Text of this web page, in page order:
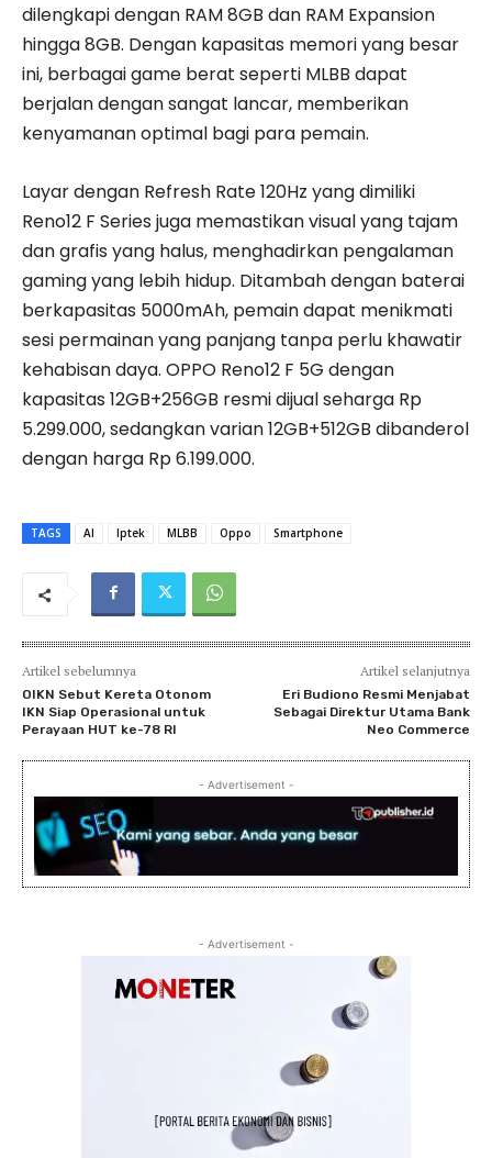
dilengkapi dengan RAM 8GB dan RAM Expansion
hingga 8GB. Dengan kapasitas memori yang besar
ini, berbagai game berat seperti MLBB dapat
berjalan dengan sangat lancar, memberikan
kenyamanan optimal bagi para pemain.
Layar dengan Refresh Rate 120Hz yang dimiliki
Reno12 F Series juga memastikan visual yang tajam
dan grafis yang halus, menghadirkan pengalaman
gaming yang lebih hidup. Ditambah dengan baterai
berkapasitas 5000mAh, pemain dapat menikmati
sesi permainan yang panjang tanpa perlu khawatir
kehabisan daya. OPPO Reno12 F 5G dengan
kapasitas 12GB+256GB resmi dijual seharga Rp
5.299.000, sedangkan varian 12GB+512GB dibanderol
dengan harga Rp 6.199.000.
TAGS AI Iptek MLBB Oppo Smartphone
Artikel sebelumnya
OIKN Sebut Kereta Otonom
IKN Siap Operasional untuk
Perayaan HUT ke-78 RI
Artikel selanjutnya
Eri Budiono Resmi Menjabat
Sebagai Direktur Utama Bank
Neo Commerce
- Advertisement -
- Advertisement -